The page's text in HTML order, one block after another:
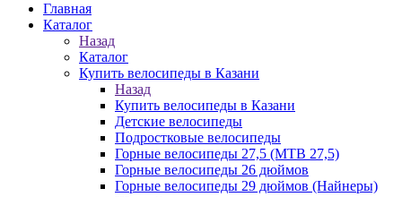
Главная
Каталог
Назад
Каталог
Купить велосипеды в Казани
Назад
Купить велосипеды в Казани
Детские велосипеды
Подростковые велосипеды
Горные велосипеды 27,5 (MTB 27,5)
Горные велосипеды 26 дюймов
Горные велосипеды 29 дюймов (Найнеры)